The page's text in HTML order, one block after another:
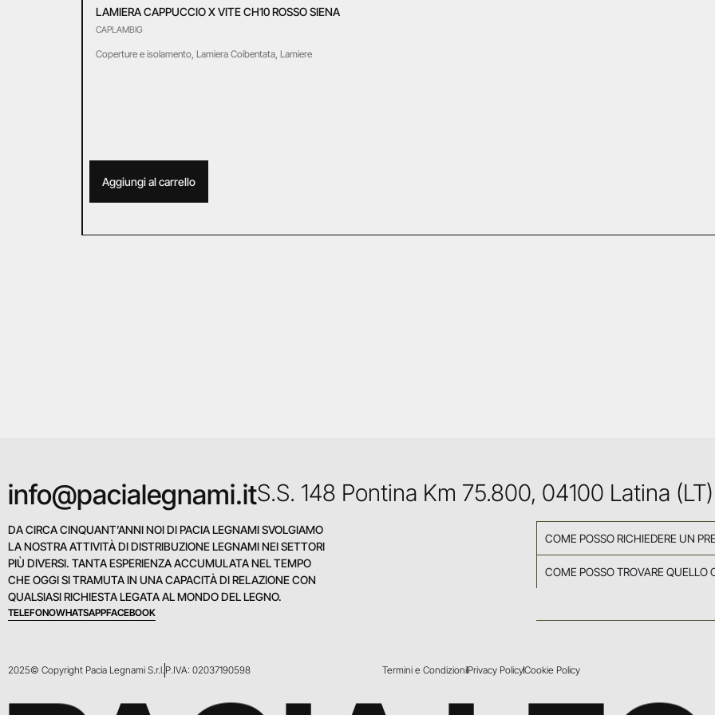
LAMIERA CAPPUCCIO X VITE CH10 ROSSO SIENA
CAPLAMBIG
Coperture e isolamento, Lamiera Coibentata, Lamiere
Aggiungi al carrello
info@pacialegnami.itS.S. 148 Pontina Km 75.800, 04100 Latina (LT)
DA CIRCA CINQUANT’ANNI NOI DI PACIA LEGNAMI SVOLGIAMO
LA NOSTRA ATTIVITÀ DI DISTRIBUZIONE LEGNAMI NEI SETTORI
PIÙ DIVERSI. TANTA ESPERIENZA ACCUMULATA NEL TEMPO
CHE OGGI SI TRAMUTA IN UNA CAPACITÀ DI RELAZIONE CON
QUALSIASI RICHIESTA LEGATA AL MONDO DEL LEGNO.
TELEFONOWHATSAPPFACEBOOK
COME POSSO RICHIEDERE UN
COME POSSO TROVARE QUELLO
2025© Copyright Pacia Legnami S.r.l. P.IVA: 02037190598 Termini e CondizioniPrivacy PolicyCookie Policy